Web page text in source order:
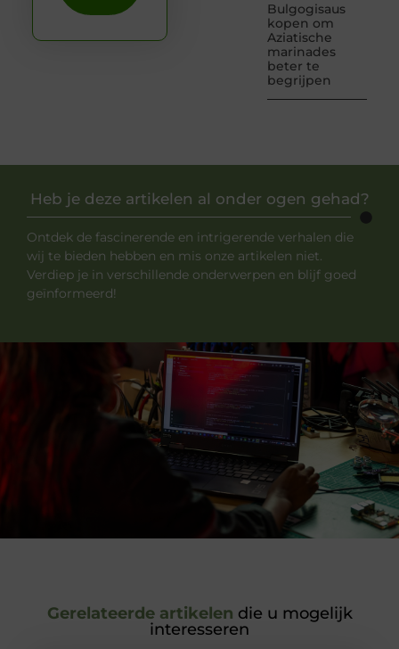
Bulgogisaus
kopen om
Aziatische
marinades
beter te
begrijpen
Heb je deze artikelen al onder ogen gehad?
Ontdek de fascinerende en intrigerende verhalen die
wij te bieden hebben en mis onze artikelen niet.
Verdiep je in verschillende onderwerpen en blijf goed
geïnformeerd!
Gerelateerde artikelen die u mogelijk
interesseren